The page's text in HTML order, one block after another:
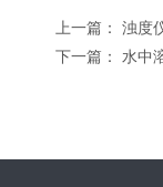
上一篇： 浊度
下一篇： 水中